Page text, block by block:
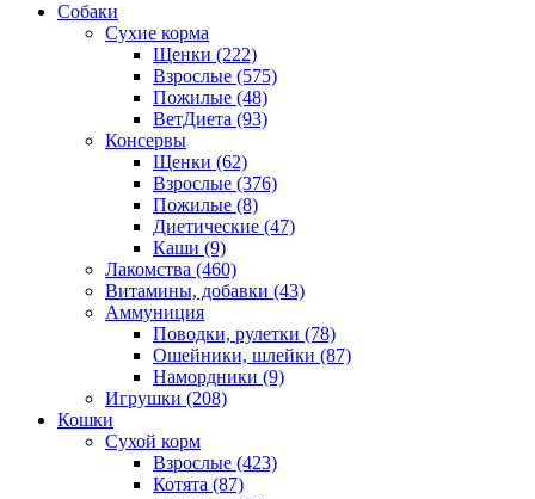
Собаки
Сухие корма
Щенки (222)
Взрослые (575)
Пожилые (48)
ВетДиета (93)
Консервы
Щенки (62)
Взрослые (376)
Пожилые (8)
Диетические (47)
Каши (9)
Лакомства (460)
Витамины, добавки (43)
Аммуниция
Поводки, рулетки (78)
Ошейники, шлейки (87)
Намордники (9)
Игрушки (208)
Кошки
Сухой корм
Взрослые (423)
Котята (87)